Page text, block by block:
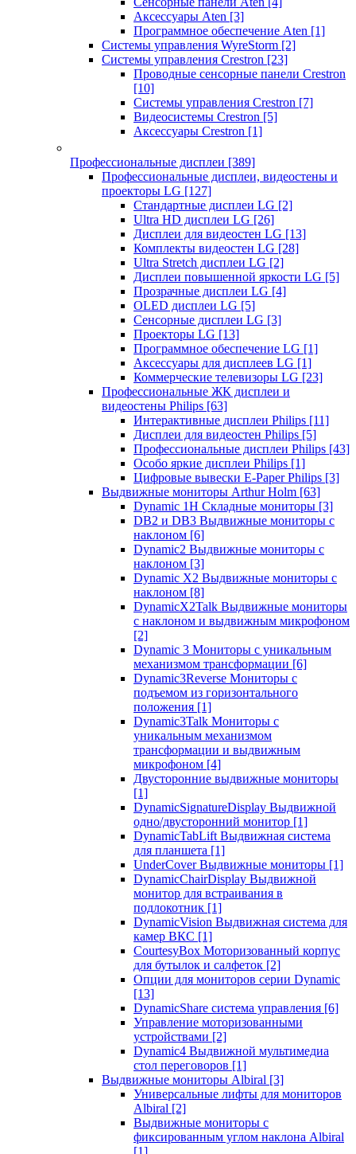
Аксессуары Aten [3]
Программное обеспечение Aten [1]
Системы управления WyreStorm [2]
Системы управления Crestron [23]
Проводные сенсорные панели Crestron
[10]
Системы управления Crestron [7]
Видеосистемы Crestron [5]
Аксессуары Crestron [1]
Профессиональные дисплеи [389]
Профессиональные дисплеи, видеостены и
проекторы LG [127]
Стандартные дисплеи LG [2]
Ultra HD дисплеи LG [26]
Дисплеи для видеостен LG [13]
Комплекты видеостен LG [28]
Ultra Stretch дисплеи LG [2]
Дисплеи повышенной яркости LG [5]
Прозрачные дисплеи LG [4]
OLED дисплеи LG [5]
Сенсорные дисплеи LG [3]
Проекторы LG [13]
Программное обеспечение LG [1]
Аксессуары для дисплеев LG [1]
Коммерческие телевизоры LG [23]
Профессиональные ЖК дисплеи и
видеостены Philips [63]
Интерактивные дисплеи Philips [11]
Дисплеи для видеостен Philips [5]
Профессиональные дисплеи Philips [43]
Особо яркие дисплеи Philips [1]
Цифровые вывески E-Paper Philips [3]
Выдвижные мониторы Arthur Holm [63]
Dynamic 1Н Складные мониторы [3]
DB2 и DB3 Выдвижные мониторы с
наклоном [6]
Dynamic2 Выдвижные мониторы с
наклоном [3]
Dynamic X2 Выдвижные мониторы с
наклоном [8]
DynamicX2Talk Выдвижные мониторы
с наклоном и выдвижным микрофоном
[2]
Dynamic 3 Мониторы с уникальным
механизмом трансформации [6]
Dynamic3Reverse Мониторы с
подъемом из горизонтального
положения [1]
Dynamic3Talk Мониторы с
уникальным механизмом
трансформации и выдвижным
микрофоном [4]
Двусторонние выдвижные мониторы
[1]
DynamicSignatureDisplay Выдвижной
одно/двусторонний монитор [1]
DynamicTabLift Выдвижная система
для планшета [1]
UnderCover Выдвижные мониторы [1]
DynamicChairDisplay Выдвижной
монитор для встраивания в
подлокотник [1]
DynamicVision Выдвижная система для
камер ВКС [1]
CourtesyBox Моторизованный корпус
для бутылок и салфеток [2]
Опции для мониторов серии Dynamic
[13]
DynamicShare система управления [6]
Управление моторизованными
устройствами [2]
Dynamic4 Выдвижной мультимедиа
стол переговоров [1]
Выдвижные мониторы Albiral [3]
Универсальные лифты для мониторов
Albiral [2]
Выдвижные мониторы с
фиксированным углом наклона Albiral
[1]